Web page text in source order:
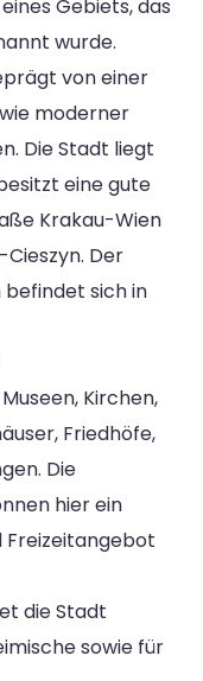
Gebiets, das
wurde.
von einer
moderner
Die Stadt liegt
eine gute
Krakau-Wien
Cieszyn. Der
sich in
Kirchen,
Friedhöfe,
Die
hier ein
Freizeitangebot
die Stadt
sowie für